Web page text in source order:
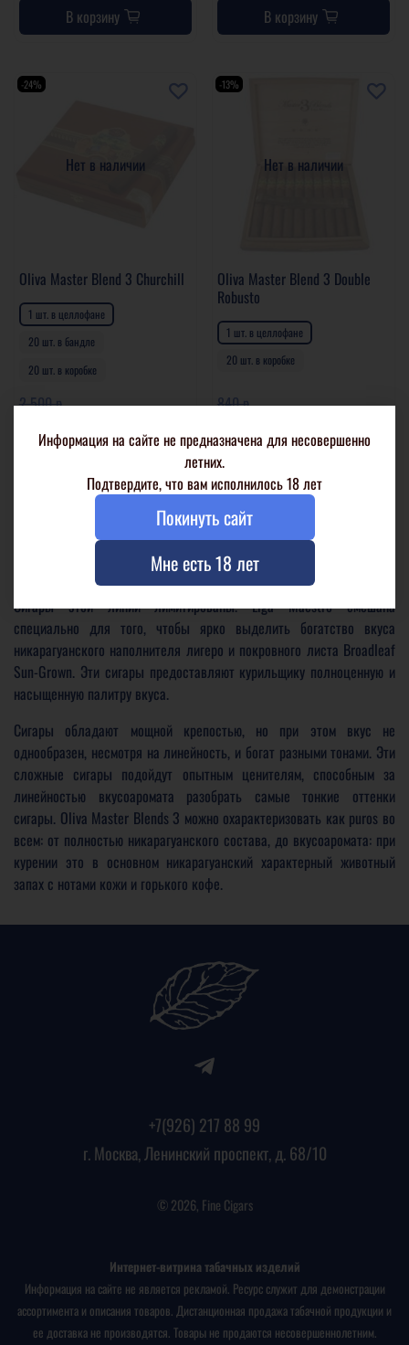
В корзину В корзину
Нет в наличии
-24%
Oliva Master Blend 3 Churchill
1 шт. в целлофане
20 шт. в бандле
20 шт. в коробке
2 500 р
Нет в наличии
-13%
Oliva Master Blend 3 Double
Robusto
1 шт. в целлофане
20 шт. в коробке
840 р
Master Blends 3Liga Maestro
Master Blends 3 - третье произведение искусства от семьи Олива.
Сигары этой линии лимитированы. Liga Maestro смешана
специально для того, чтобы ярко выделить богатство вкуса
никарагуанского наполнителя лигеро и покровного листа Broadleaf
Sun-Grown. Эти сигары предоставляют курильщику полноценную и
насыщенную палитру вкуса.
Сигары обладают мощной крепостью, но при этом вкус не
однообразен, несмотря на линейность, и богат разными тонами. Эти
сложные сигары подойдут опытным ценителям, способным за
линейностью вкусоаромата разобрать самые тонкие оттенки
сигары. Oliva Master Blends 3 можно охарактеризовать как puros во
всем: от полностью никарагуанского состава, до вкусоаромата: при
курении это в основном никарагуанский характерный животный
запах с нотами кожи и горького кофе.
+7(926) 217 88 99
г. Москва, Ленинский проспект, д. 68/10
© 2026, Fine Cigars
Интернет-витрина табачных изделий
Информация на сайте не является рекламой. Ресурс служит для демонстрации
ассортимента и описания товаров. Дистанционная продажа табачной продукции и
ее доставка не производятся. Товары не продаются несовершеннолетним.
Информация на сайте не предназначена для несовершенно
летних.
Подтвердите, что вам исполнилось 18 лет
Покинуть сайт
Мне есть 18 лет